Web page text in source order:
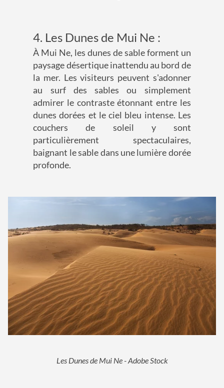
4. Les Dunes de Mui Ne :
À Mui Ne, les dunes de sable forment un
paysage désertique inattendu au bord de
la mer. Les visiteurs peuvent s'adonner
au surf des sables ou simplement
admirer le contraste étonnant entre les
dunes dorées et le ciel bleu intense. Les
couchers de soleil y sont
particulièrement spectaculaires,
baignant le sable dans une lumière dorée
profonde.
Les Dunes de Mui Ne - Adobe Stock